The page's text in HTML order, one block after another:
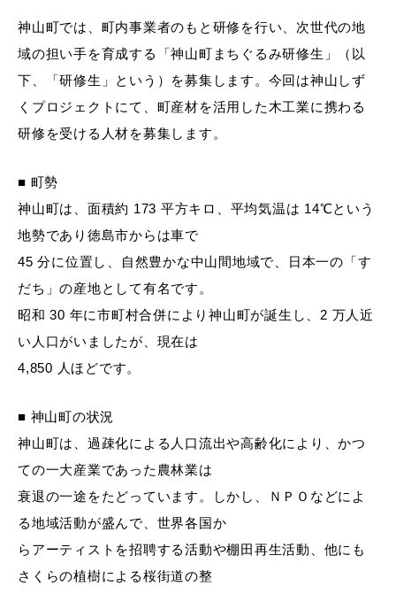
神山町では、町内事業者のもと研修を行い、次世代の地
域の担い手を育成する「神山町まちぐるみ研修生」（以
下、「研修生」という）を募集します。今回は神山しず
くプロジェクトにて、町産材を活用した木工業に携わる
研修を受ける人材を募集します。
■ 町勢
神山町は、面積約 173 平方キロ、平均気温は 14℃という
地勢であり徳島市からは車で
45 分に位置し、自然豊かな中山間地域で、日本一の「す
だち」の産地として有名です。
昭和 30 年に市町村合併により神山町が誕生し、2 万人近
い人口がいましたが、現在は
4,850 人ほどです。
■ 神山町の状況
神山町は、過疎化による人口流出や高齢化により、かつ
ての一大産業であった農林業は
衰退の一途をたどっています。しかし、ＮＰＯなどによ
る地域活動が盛んで、世界各国か
らアーティストを招聘する活動や棚田再生活動、他にも
さくらの植樹による桜街道の整